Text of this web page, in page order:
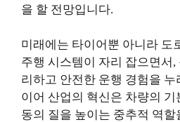
을 할 전망입니다.
미래에는 타이어뿐 아니라 도
주행 시스템이 자리 잡으면서,
리하고 안전한 운행 경험을
이어 산업의 혁신은 차량의 기
동의 질을 높이는 중추적 역할